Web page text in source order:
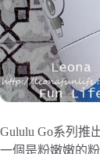
Gululu Go系列推
一個是粉嫩嫩的粉